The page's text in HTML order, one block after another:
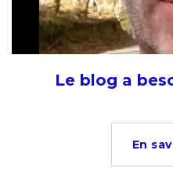
Le blog a
En